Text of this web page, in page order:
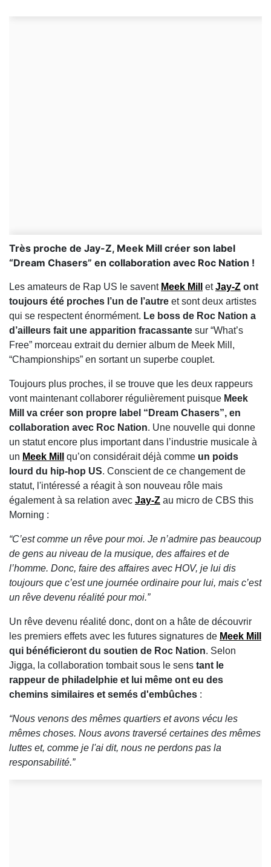
Très proche de Jay-Z, Meek Mill créer son label
“Dream Chasers” en collaboration avec Roc Nation !
Les amateurs de Rap US le savent Meek Mill etJay-Z ont
toujours été proches l’un de l’autre et sont deux artistes
qui se respectent énormément. Le boss de Roc Nation a
d’ailleurs fait une apparition fracassante sur “What’s
Free” morceau extrait du dernier album de Meek Mill,
“Championships” en sortant un superbe couplet.
Toujours plus proches, il se trouve que les deux rappeurs
vont maintenant collaborer régulièrement puisque Meek
Mill va créer son propre label “Dream Chasers”, en
collaboration avec Roc Nation. Une nouvelle qui donne
un statut encore plus important dans l’industrie musicale à
un Meek Mill qu’on considérait déjà comme un poids
lourd du hip-hop US. Conscient de ce changement de
statut, l'intéressé a réagit à son nouveau rôle mais
également à sa relation avec Jay-Z au micro de CBS this
Morning :
“C’est comme un rêve pour moi. Je n’admire pas beaucoup
de gens au niveau de la musique, des affaires et de
l’homme. Donc, faire des affaires avec HOV, je lui dis
toujours que c’est une journée ordinaire pour lui, mais c’est
un rêve devenu réalité pour moi.”
Un rêve devenu réalité donc, dont on a hâte de découvrir
les premiers effets avec les futures signatures de Meek Mill
qui bénéficieront du soutien de Roc Nation. Selon
Jigga, la collaboration tombait sous le sens tant le
rappeur de philadelphie et lui même ont eu des
chemins similaires et semés d'embûches :
“Nous venons des mêmes quartiers et avons vécu les
mêmes choses. Nous avons traversé certaines des mêmes
luttes et, comme je l'ai dit, nous ne perdons pas la
responsabilité.”